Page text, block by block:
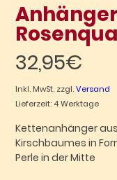
32,95€
Inkl. MwSt. zzgl.Versand
Lieferzeit: 4 Werktage
Kettenanhänger
Kirschbaumes in
Perle in der Mitte